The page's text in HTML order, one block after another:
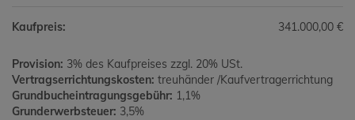
Kaufpreis: 341.000,00 €
Provision: 3% des Kaufpreises zzgl. 20% USt.
Vertragserrichtungskosten: treuhänder /Kaufvertragerrichtung
Grundbucheintragungsgebühr: 1,1%
Grunderwerbsteuer: 3,5%